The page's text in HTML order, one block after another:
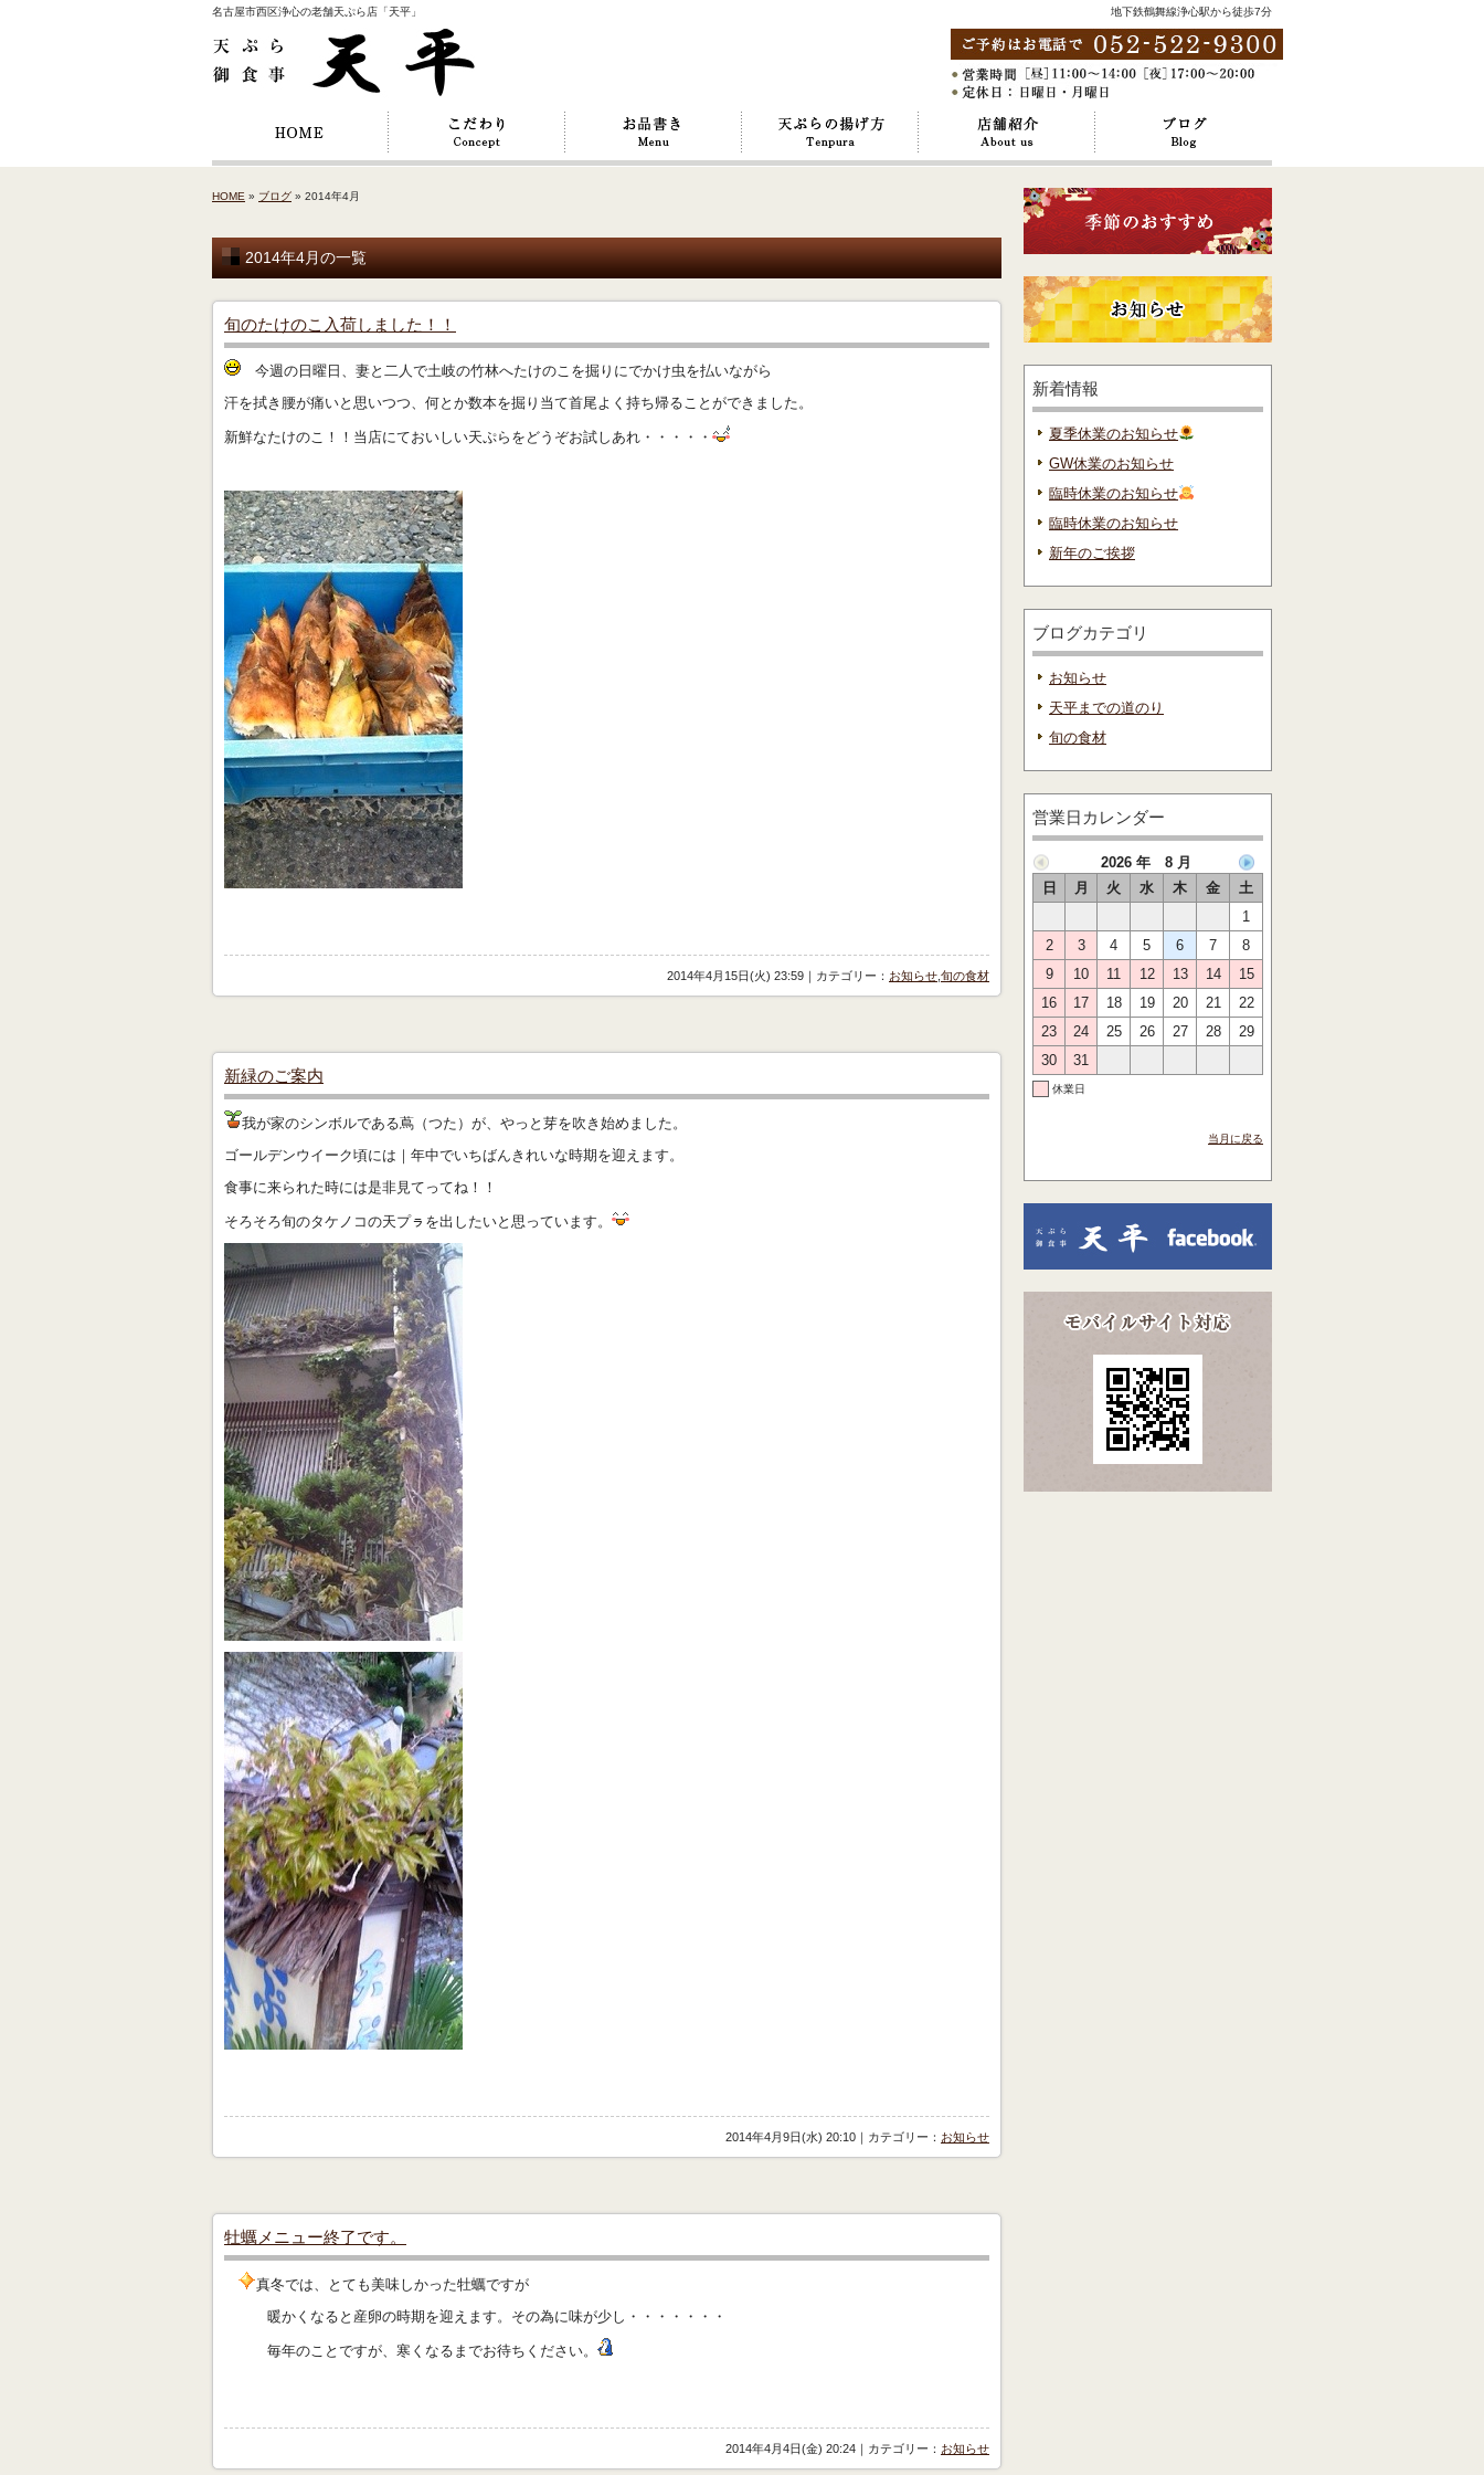
名古屋市西区浄心の老舗天ぷら店「天平」 地下鉄鶴舞線浄心駅から徒歩7分
HOME » ブログ » 2014年4月
2014年4月の一覧
旬のたけのこ入荷しました！！
今週の日曜日、妻と二人で土岐の竹林へたけのこを掘りにでかけ虫を払いながら
汗を拭き腰が痛いと思いつつ、何とか数本を掘り当て首尾よく持ち帰ることができました。
新鮮なたけのこ！！当店にておいしい天ぷらをどうぞお試しあれ・・・・・
2014年4月15日(火) 23:59｜カテゴリー： お知らせ 旬の食材
新緑のご案内
我が家のシンボルである蔦（つた）が、やっと芽を吹き始めました。
ゴールデンウイーク頃には｜年中でいちばんきれいな時期を迎えます。
食事に来られた時には是非見てってね！！
そろそろ旬のタケノコの天プㇻを出したいと思っています。
2014年4月9日(水) 20:10｜カテゴリー： お知らせ
牡蠣メニュー終了です。
真冬では、とても美味しかった牡蠣ですが
暖かくなると産卵の時期を迎えます。その為に味が少し・・・・・・・
毎年のことですが、寒くなるまでお待ちください。
2014年4月4日(金) 20:24｜カテゴリー： お知らせ
新着情報
夏季休業のお知らせ
GW休業のお知らせ
臨時休業のお知らせ
臨時休業のお知らせ
新年のご挨拶
ブログカテゴリ
お知らせ
天平までの道のり
旬の食材
営業日カレンダー
2026 年 8 月
日
月 火 水 木 金
土
1
2
3 4 5 6 7
8
9
10 11 12 13 14
15
16
17 18 19 20 21
22
23
24 25 26 27 28
29
30
31
休業日
当月に戻る